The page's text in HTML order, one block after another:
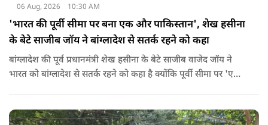
06 Aug, 2026 10:30 AM
'भारत की पूर्वी सीमा पर बना एक और पाकिस्तान', शेख हसीना
के बेटे साजीब जॉय ने बांग्लादेश से सतर्क रहने को कहा
बांग्लादेश की पूर्व प्रधानमंत्री शेख हसीना के बेटे साजीब वाजेद जॉय ने
भारत को बांग्लादेश से सतर्क रहने को कहा है क्योंकि पूर्वी सीमा पर 'एक
होना चाहिए.